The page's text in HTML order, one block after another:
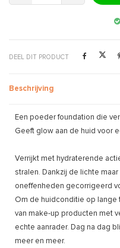
DEEL DIT PRODUCT
Beschrijving
Een poeder foundation die
Geeft glow aan de huid voor
Verrijkt met hydraterende
stralen. Dankzij de lichte
oneffenheden gecorrigeerd
Om de huidconditie op lange
van make-up producten met
echte aanrader. Dag na dag
meer en meer.